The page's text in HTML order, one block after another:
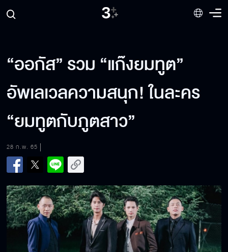
“ออกัส” รวม “แก๊งยมทูต”
อัพเลเวลความสนุก! ในละคร
“ยมทูตกับภูตสาว”
28 ก.พ. 65